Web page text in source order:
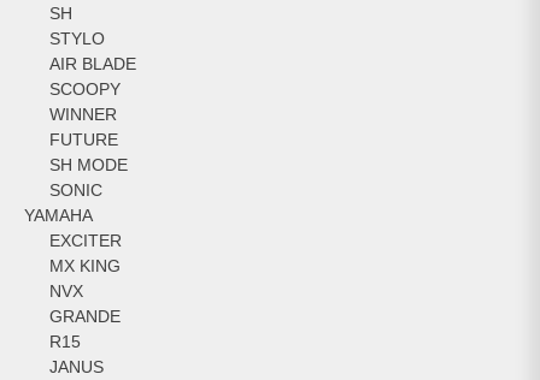
SH
STYLO
AIR BLADE
SCOOPY
WINNER
FUTURE
SH MODE
SONIC
YAMAHA
EXCITER
MX KING
NVX
GRANDE
R15
JANUS